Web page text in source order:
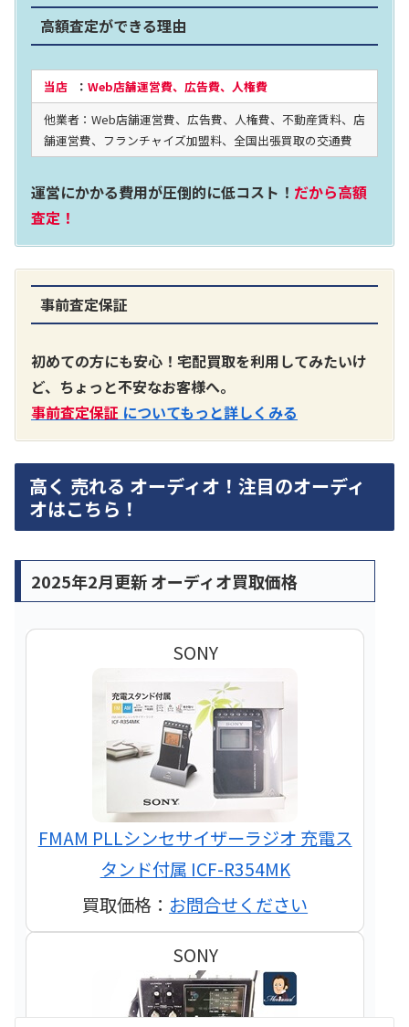
高額査定ができる理由
当店： Web店舗運営費、広告費、人権費
他業者：Web店舗運営費、広告費、人権費、不動産賃料、店
舗運営費、フランチャイズ加盟料、全国出張買取の交通費
運営にかかる費用が圧倒的に低コスト！ だから高額
査定！
事前査定保証
初めての方にも安心！宅配買取を利用してみたいけ
ど、ちょっと不安なお客様へ。
事前査定保証 についてもっと詳しくみる
高く 売れる オーディオ！注目のオーディ
オはこちら！
2025年2月更新 オーディオ買取価格
SONY
FMAM PLLシンセサイザーラジオ 充電ス
タンド付属 ICF-R354MK
買取価格： お問合せください
SONY